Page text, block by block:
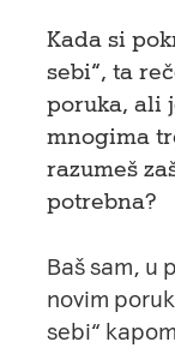
Kada si
sebi“, ta
poruka, ali
mnogima
razumeš
potrebna?
Baš sam, u
novim
sebi“